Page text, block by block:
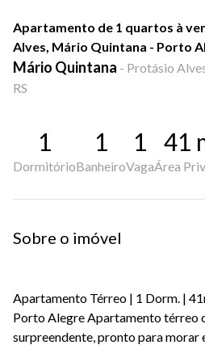
Apartamento de 1 quartos à
Alves, Mário Quintana - Porto
Mário Quintana - Protásio
RS
1
Dormitório
1
Banheiro
1
Vaga
41
Área
Sobre o imóvel
Apartamento Térreo | 1 Dorm. |
Porto Alegre Apartamento térreo
surpreendente, pronto para morar